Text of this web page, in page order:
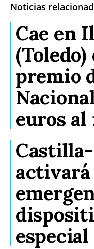
Noticias
Cae en
premio
euros
activará